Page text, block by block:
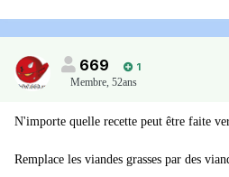
669
1
Membre, 52ans
N'importe quelle recette peut être faite
Remplace les viandes grasses par des